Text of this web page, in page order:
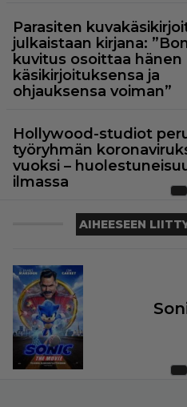
Parasiten
julkaistaan kirjana:
kuvitus osoittaa hänen
käsikirjoituksensa ja
ohjauksensa voiman”
Hollywood-studiot
työryhmän
vuoksi –
ilmassa
AIHEESEEN